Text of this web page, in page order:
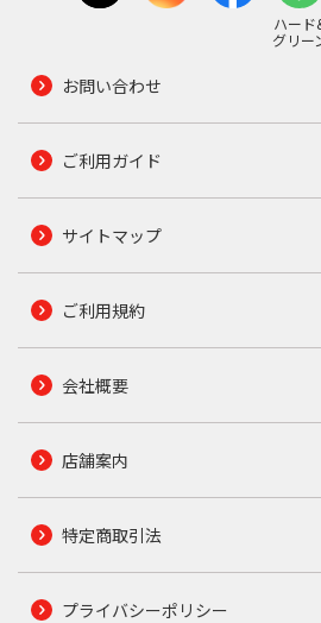
ハード
グリー
お問い合わせ
ご利用ガイド
サイトマップ
ご利用規約
会社概要
店舗案内
特定商取引法
プライバシーポリシー